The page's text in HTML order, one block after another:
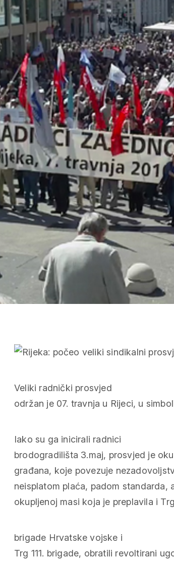
Veliki radnički prosvjed
održan je 07. travnja u Rijeci, u
Iako su ga inicirali radnici
brodogradilišta 3.maj, prosvjed je
građana, koje povezuje
neisplatom plaća, padom standarda,
okupljenoj masi koja je preplavila i
brigade Hrvatske vojske i
Trg 111. brigade, obratili revoltirani